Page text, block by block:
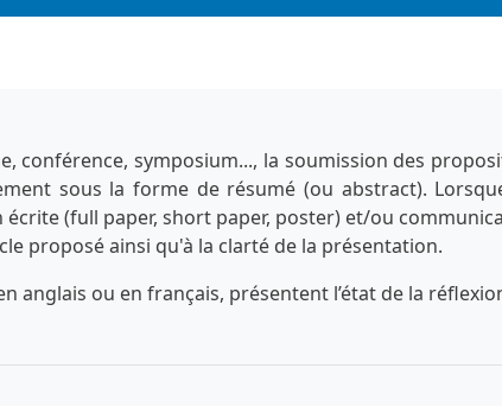
conférence, symposium..., la soumission des
sous la forme de résumé (ou abstract).
(full paper, short paper, poster) et/ou
proposé ainsi qu'à la clarté de la présentation.
anglais ou en français, présentent l’état de la